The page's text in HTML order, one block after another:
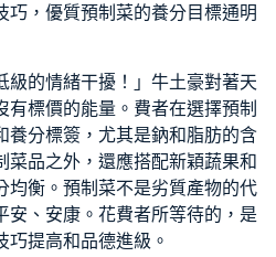
巧，優質預制菜的養分目標通明
級的情緒干擾！」牛土豪對著天
標價的能量。費者在選擇預制
養分標簽，尤其是鈉和脂肪的含
菜品之外，還應搭配新穎蔬果和
均衡。預制菜不是劣質產物的代
安、安康。花費者所等待的，是
提高和品德進級。